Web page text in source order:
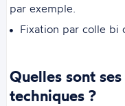
par exemple.
Fixation par colle bi
Quelles sont
techniques ?